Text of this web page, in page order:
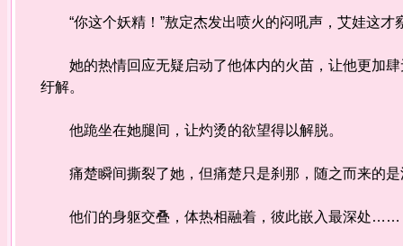
“你这个妖精！”敖定杰发出喷火的闷吼声，艾娃这才
她的热情回应无疑启动了他体内的火苗，让他更加肆
纡解。
他跪坐在她腿间，让灼烫的欲望得以解脱。
痛楚瞬间撕裂了她，但痛楚只是刹那，随之而来的是
他们的身躯交叠，体热相融着，彼此嵌入最深处……